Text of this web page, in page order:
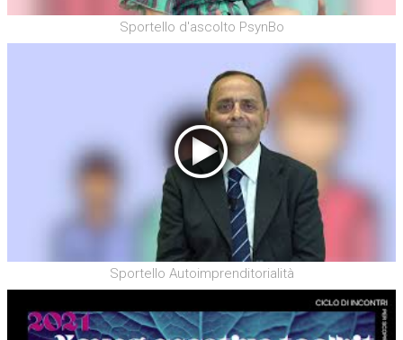
Sportello d'ascolto PsynBo
Sportello Autoimprenditorialità